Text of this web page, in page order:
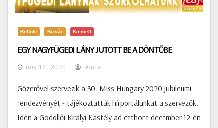
Belföld Bulvár Kiemelt
EGY NAGYFÜGEDI LÁNY JUTOTT BE A DÖNTŐBE
nov 14, 2020 Agria
Gőzerővel szervezik a 30. Miss Hungary 2020 jubileumi
rendezvényét - tájékoztatták hírportálunkat a szervezők.
Idén a Gödöllői Királyi Kastély ad otthont december 12-én